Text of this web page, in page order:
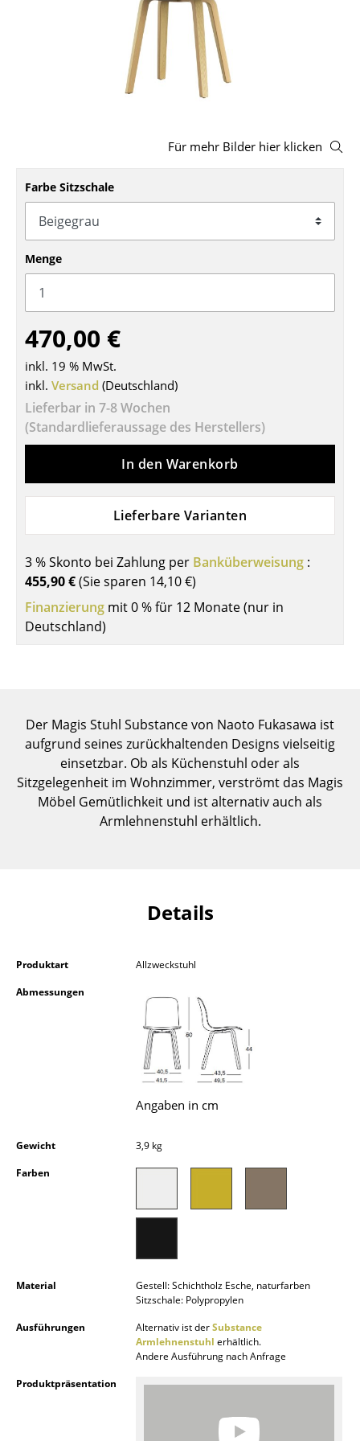
Schaukelstühle
Bürodrehstühle
Bürosessel
Einzelteile
... alle Sitzmöbel
Tische
Esstische
Beistelltische
Schreibtische
Konferenztische
Stehtische & Stehpulte
Kindertische
Einzelteile
... alle Tische
Aufbewahren
TV Möbel
Beistell- & Rollcontainer
Schreibtischleuchten
Stehleuchten & Leseleuchten
Wandleuchten
Für mehr Bilder hier klicken
Farbe Sitzschale
Menge
470,00 €
inkl. 19 % MwSt.
inkl. Versand (Deutschland)
Lieferbar in 7-8 Wochen
(Standardlieferaussage des Herstellers)
In den Warenkorb
Lieferbare Varianten
3 % Skonto bei Zahlung per Banküberweisung :
455,90 €(Sie sparen 14,10 €)
Finanzierung mit 0 % für 12 Monate (nur in
Deutschland)
Der Magis Stuhl Substance von Naoto Fukasawa ist
aufgrund seines zurückhaltenden Designs vielseitig
einsetzbar. Ob als Küchenstuhl oder als
Sitzgelegenheit im Wohnzimmer, verströmt das Magis
Möbel Gemütlichkeit und ist alternativ auch als
Armlehnenstuhl erhältlich.
Details
Produktart
Allzweckstuhl
Abmessungen
Angaben in cm
Gewicht
3,9 kg
Farben
Material
Gestell: Schichtholz Esche, naturfarben
Sitzschale: Polypropylen
Ausführungen
Alternativ ist derSubstance
Armlehnenstuhl erhältlich.
Andere Ausführung nach Anfrage
Produktpräsentation